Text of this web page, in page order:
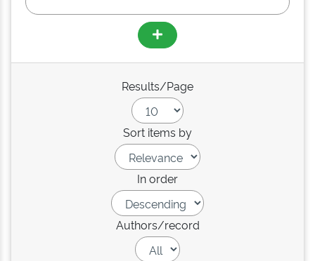
Results/Page
Sort items by
In order
Authors/record